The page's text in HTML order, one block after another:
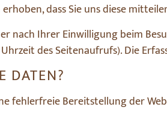
dass Sie uns diese
Ihrer Einwilligung beim
des Seitenaufrufs). Die
DATEN?
fehlerfreie Bereitstellung der